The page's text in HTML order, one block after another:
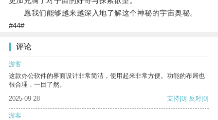
愿我们能够越来越深入地了解这个神秘的宇宙奥秘。
#44#
评论
游客
这款办公软件的界面设计非常简洁，使用起来非常方便。功能的布局也
很合理，一目了然。
2025-09-28
支持[0] 反对[0]
游客